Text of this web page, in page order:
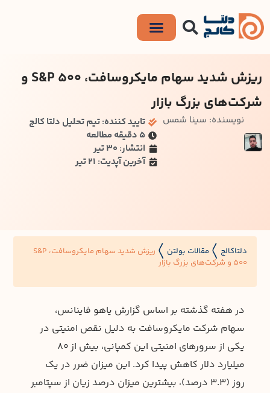
ریزش شدید سهام مایکروسافت، S&P 500 و
شرکت‌های بزرگ بازار
نویسنده: سینا شمس
تایید کننده: تیم تحلیل دلتا کالج
۵ دقیقه مطالعه
انتشار: 30 تیر
آخرین آپدیت: 21 تیر
دلتاکالج مقالات بولتن
ریزش شدید سهام مایکروسافت، S&P
500 و شرکت‌های بزرگ بازار
در هفته گذشته بر اساس گزارش یاهو فاینانس،
سهام شرکت مایکروسافت به دلیل نقص امنیتی در
یکی از سرورهای امنیتی این کمپانی، بیش از 80
میلیارد دلار کاهش پیدا کرد. این میزان ضرر در یک
روز (3.3 درصد)، بیشترین میزان درصد زیان از سپتامبر